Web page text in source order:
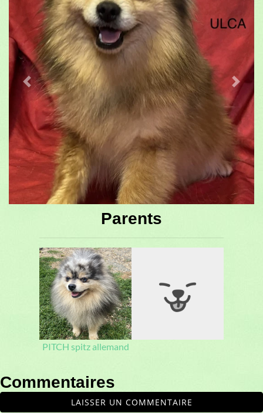
Previous Next
Parents
PITCH spitz allemand
Commentaires
LAISSER UN COMMENTAIRE